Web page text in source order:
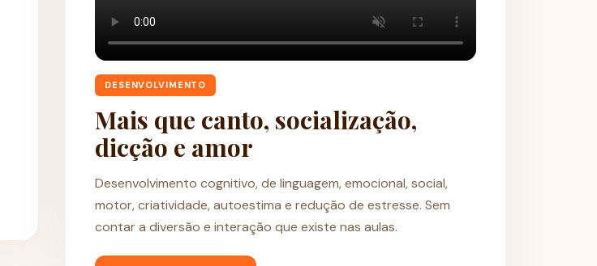
DESENVOLVIMENTO
Mais que canto, socialização,
dicção e amor
Desenvolvimento cognitivo, de linguagem, emocional, social,
motor, criatividade, autoestima e redução de estresse. Sem
contar a diversão e interação que existe nas aulas.